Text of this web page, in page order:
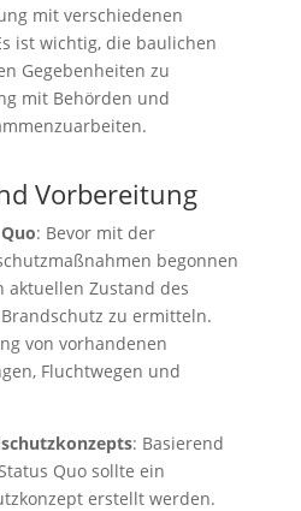
mit verschiedenen
ist wichtig, die baulichen
Gegebenheiten zu
mit Behörden und
Vorbereitung
: Bevor mit der
begonnen
aktuellen Zustand des
zu ermitteln.
von vorhandenen
Fluchtwegen und
: Basierend
Quo sollte ein
erstellt werden.